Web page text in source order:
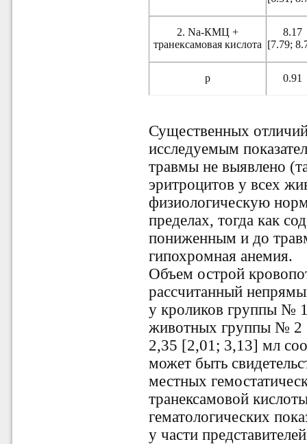
2. Na-КМЦ +
транексамовая кислота
8.17
[7.79;
р 0.91
Существенных
исследуемым
травмы не выявлено
эритроцитов у всех
физиологическую
пределах, тогда как
пониженным и до
гипохромная анемия.
Объем острой
рассчитанный
у кроликов группы №
животных группы № 2
2,35 [2,01; 3,13] мл
может быть
местных
транексамовой
гематологических
у части